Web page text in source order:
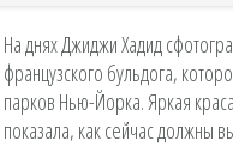
На днях Джиджи Хадид
французского бульдога,
парков Нью-Йорка. Яркая
показала, как сейчас должны